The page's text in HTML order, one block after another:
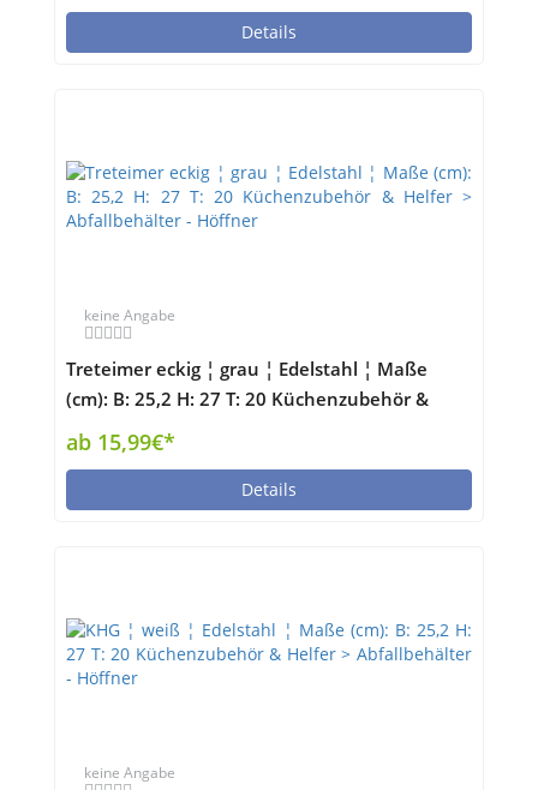
Details
keine Angabe
Treteimer eckig ¦ grau ¦ Edelstahl ¦ Maße
(cm): B: 25,2 H: 27 T: 20 Küchenzubehör &
Helfer > Abfallbehälter - Höffner
ab 15,99€*
Details
keine Angabe